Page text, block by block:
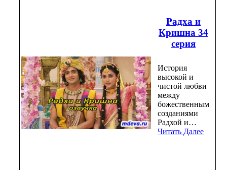
Радха и
Кришна 34
серия
История
высокой и
чистой любви
между
божественным
созданиями
Радхой и…
Читать Далее